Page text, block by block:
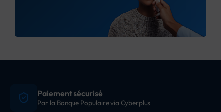
Paiement sécurisé
Par la Banque Populaire via Cyberplus